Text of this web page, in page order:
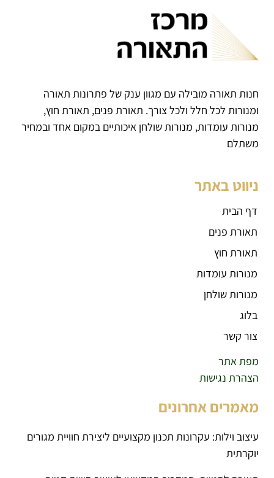
חנות תאורה מובילה עם מגוון ענק של פתרונות תאורה
ומנורות לכל חלל ולכל צורך. תאורת פנים, תאורת חוץ,
מנורות עומדות, מנורות שולחן איכותיים במקום אחד ובמחיר
משתלם
ניווט באתר
דף הבית
תאורת פנים
תאורת חוץ
מנורות עומדות
מנורות שולחן
בלוג
צור קשר
מפת אתר
הצהרת נגישות
מאמרים אחרונים
עיצוב וילות: עקרונות תכנון מקצועיים ליצירת חוויית מגורים
יוקרתית